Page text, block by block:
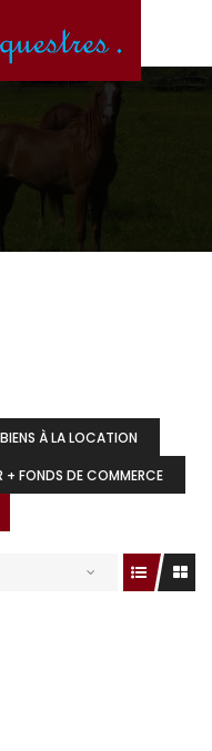
BIENS À LA LOCATION
+ FONDS DE COMMERCE